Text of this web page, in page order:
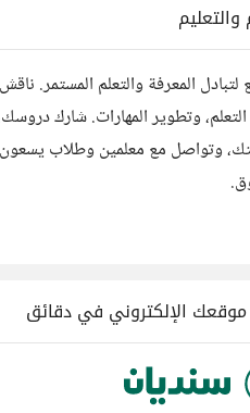
والتعليم
المعرفة والتعلم المستمر.
وتطوير المهارات. شارك
وتواصل مع معلمين وطلاب
الإلكتروني في دقائق